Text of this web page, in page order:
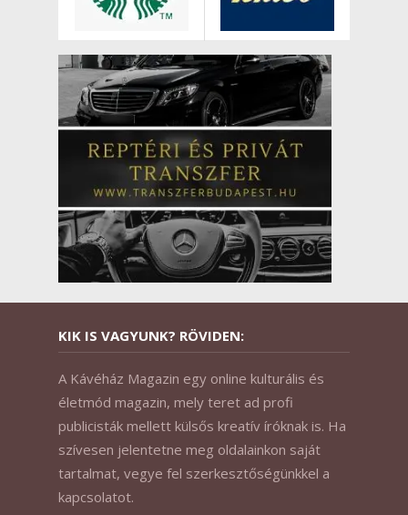
KIK IS VAGYUNK? RÖVIDEN:
A Kávéház Magazin egy online kulturális és
életmód magazin, mely teret ad profi
publicisták mellett külsős kreatív íróknak is. Ha
szívesen jelentetne meg oldalainkon saját
tartalmat, vegye fel szerkesztőségünkkel a
kapcsolatot.